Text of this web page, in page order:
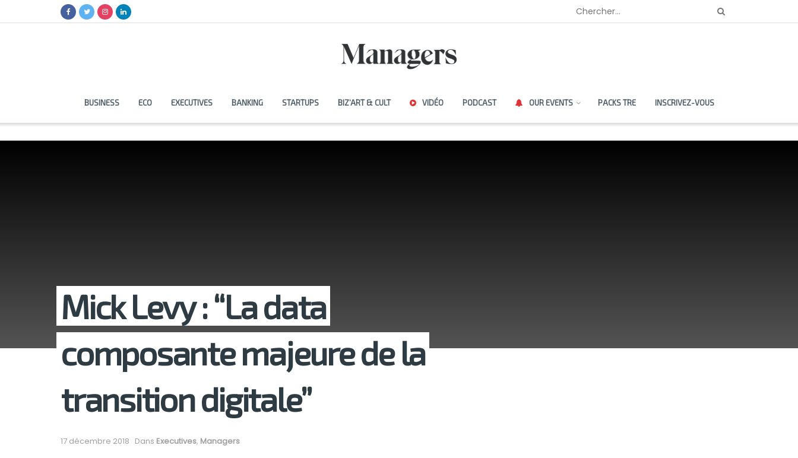
BUSINESS ECO EXECUTIVES BANKING STARTUPS BIZ’ART & CULT VIDÉO PODCAST OUR EVENTS PACKS TRE INSCRIVEZ-VOUS
Mick Levy : “La data
composante majeure de la
transition digitale”
17 décembre 2018 Dans Executives, Managers